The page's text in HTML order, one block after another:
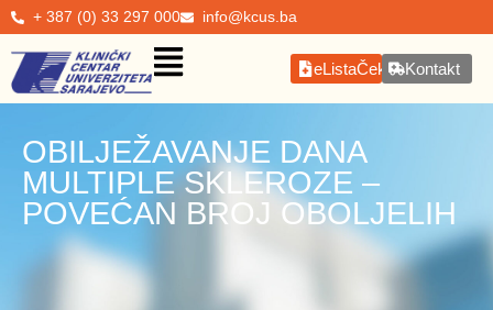
+ 387 (0) 33 297 000 info@kcus.ba
eListaČekanjaKontakt
OBILJEŽAVANJE DANA
MULTIPLE SKLEROZE –
POVEĆAN BROJ OBOLJELIH